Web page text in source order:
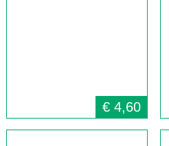
€ 4,60